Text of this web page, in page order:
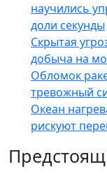
научились
доли секунды
Скрытая
добыча на
Обломок
тревожный
Океан
рискуют